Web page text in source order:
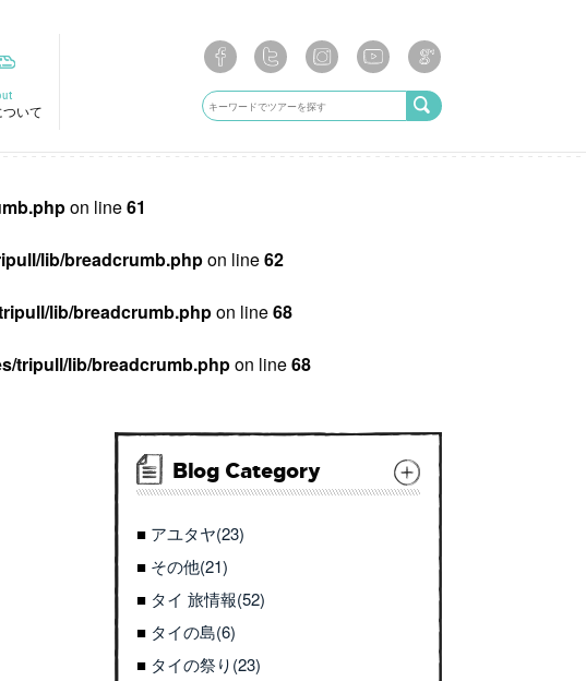
いて
on line61
lib/breadcrumb.phpon line62
lib/breadcrumb.phpon line68
tripull/lib/breadcrumb.phpon line68
Blog Category
アユタヤ(23)
その他(21)
タイ 旅情報(52)
タイの島(6)
タイの祭り(23)